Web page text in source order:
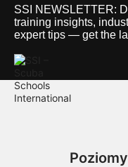
SSI NEWSLETTER:
training insights,
expert tips — get the